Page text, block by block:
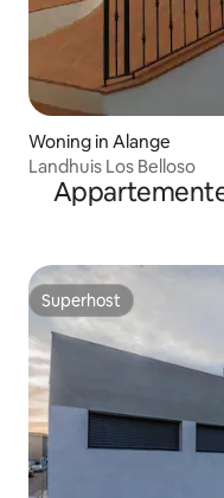
Woning in Alange
Landhuis Los Belloso
Superhost
Superhost